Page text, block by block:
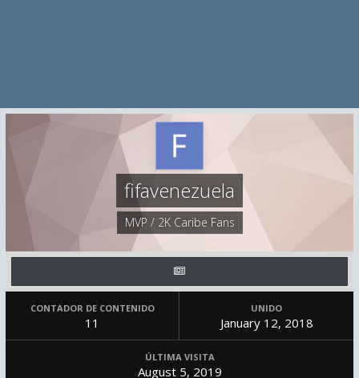
fifavenezuela
MVP / 2K Caribe Fans
CONTADOR DE CONTENIDO
11
UNIDO
January 12, 2018
ÚLTIMA VISITA
August 5, 2019